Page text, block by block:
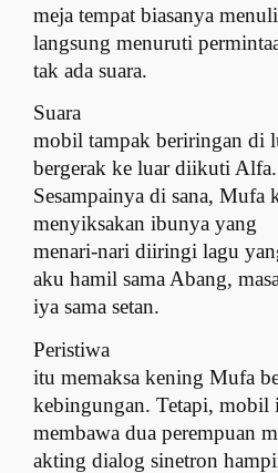
meja tempat biasanya
langsung menuruti
tak ada suara.
Suara
mobil tampak beriringan di
bergerak ke luar diikuti Alfa.
Sesampainya di sana, Mufa
menyiksakan ibunya yang
menari-nari diiringi lagu
aku hamil sama Abang,
iya sama setan.
Peristiwa
itu memaksa kening Mufa
kebingungan. Tetapi, mobil
membawa dua perempuan
akting dialog sinetron